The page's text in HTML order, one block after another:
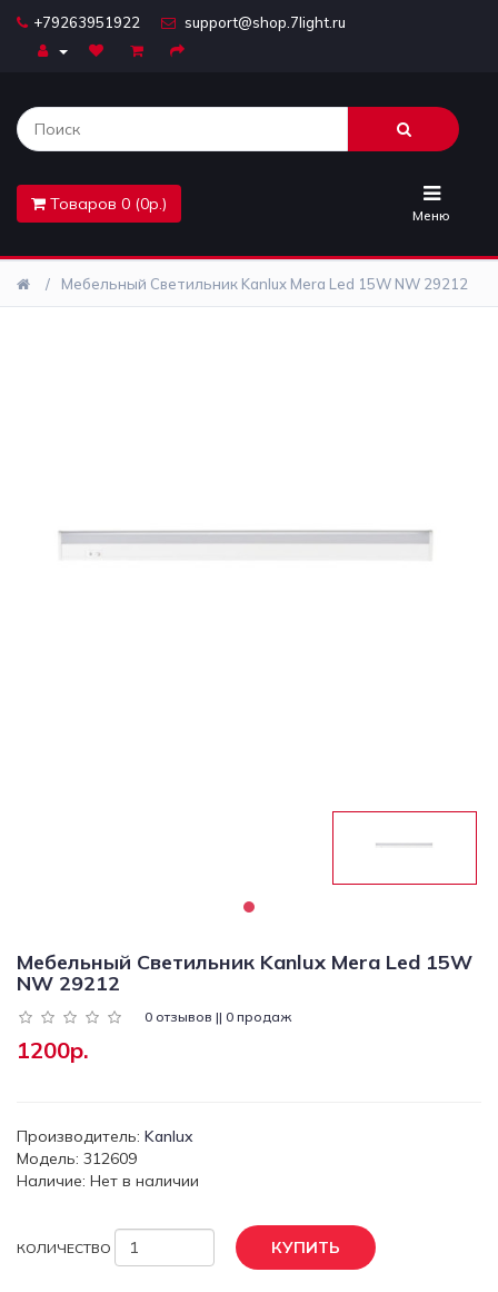
+79263951922 support@shop.7light.ru
Товаров 0 (0р.)
Меню
Комплектующие
Лайтбоксы
Светильники
Электротовары
Мебельный Светильник Kanlux Mera Led 15W NW 29212
Мебельный Светильник Kanlux Mera Led 15W
NW 29212
0 отзывов || 0 продаж
1200р.
Производитель: Kanlux
Модель: 312609
Наличие: Нет в наличии
КОЛИЧЕСТВО КУПИТЬ